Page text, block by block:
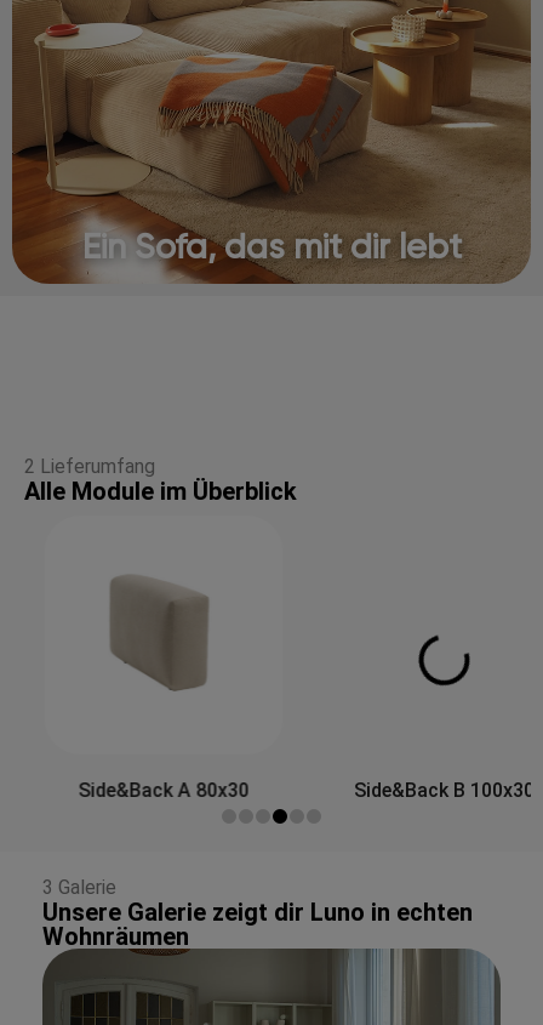
Ein Sofa, das mit dir lebt
2 Lieferumfang
Alle Module im Überblick
Side&Back A 80x30 Side&Back B 100x30
3 Galerie
Unsere Galerie zeigt dir Luno in echten
Wohnräumen